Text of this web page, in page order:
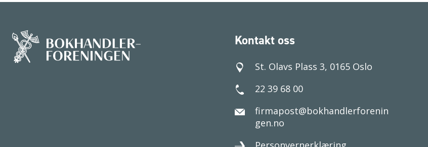
Kontakt oss
St. Olavs Plass 3, 0165 Oslo
22 39 68 00
firmapost@bokhandlerforenin
gen.no